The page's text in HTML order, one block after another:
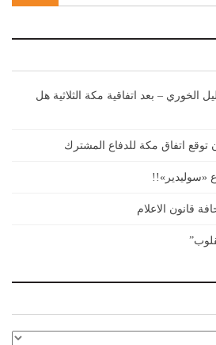
– بعد اتفاقية مكة الثلاثية هل
توقع اتفاق مكة للدفاع المشترك
«سوليدير»!!
قانون الاعلام